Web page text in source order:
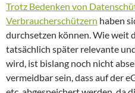
Trotz Bedenken von
Verbraucherschützern haben
durchsetzen können. Wie weit
tatsächlich später relevante
wird, ist bislang noch nicht
vermeidbar sein, dass auf der